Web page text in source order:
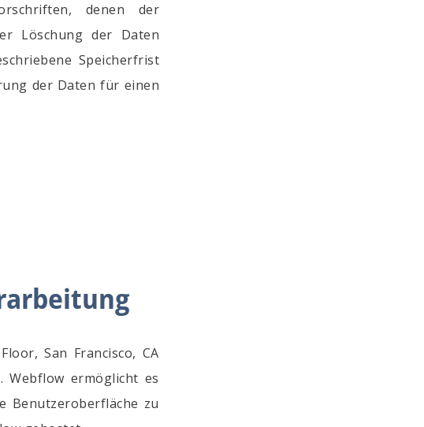
denen der
Löschung der Daten
Speicherfrist
der Daten für einen
San Francisco, CA
Webflow ermöglicht es
Benutzeroberfläche zu